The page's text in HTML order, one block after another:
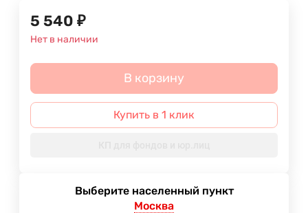
5 540 ₽
Нет в наличии
В корзину
Купить в 1 клик
Выберите населенный пункт
Москва